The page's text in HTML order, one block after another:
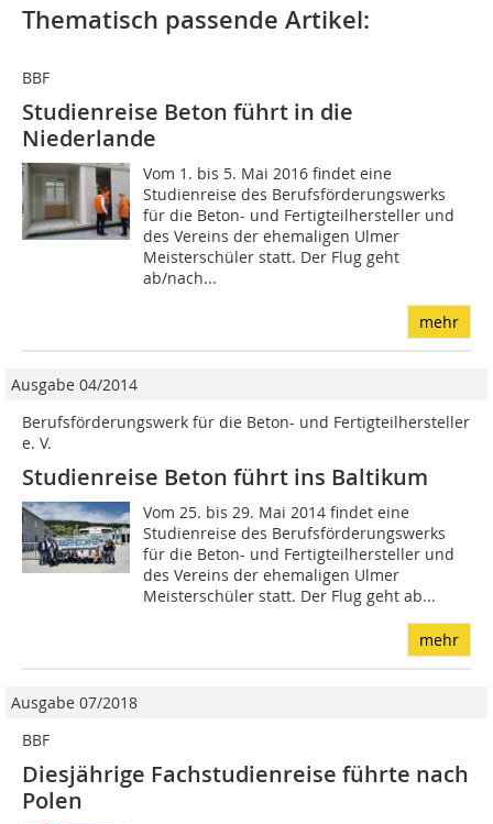
Thematisch passende Artikel:
BBF
Studienreise Beton führt in die
Niederlande
Vom 1. bis 5. Mai 2016 findet eine
Studienreise des Berufsförderungswerks
für die Beton- und Fertigteilhersteller und
des Vereins der ehemaligen Ulmer
Meisterschüler statt. Der Flug geht
ab/nach...
mehr
Ausgabe 04/2014
Berufsförderungswerk für die Beton- und Fertigteilhersteller
e. V.
Studienreise Beton führt ins Baltikum
Vom 25. bis 29. Mai 2014 findet eine
Studienreise des Berufsförderungswerks
für die Beton- und Fertigteilhersteller und
des Vereins der ehemaligen Ulmer
Meisterschüler statt. Der Flug geht ab...
mehr
Ausgabe 07/2018
BBF
Diesjährige Fachstudienreise führte nach
Polen